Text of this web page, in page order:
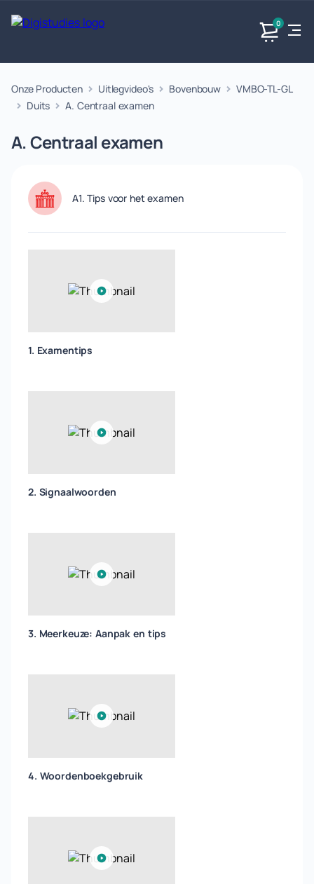
0
Exacte
vakken
vakken.
Taalvakken
vakken.
Maatschappijvakken Producten
Onze Producten Uitlegvideo's Bovenbouw
VMBO-TL-GL
Duits
A. Centraal examen
A. Centraal examen
A1. Tips voor het examen
1. Examentips
2. Signaalwoorden
3. Meerkeuze: Aanpak en tips
4. Woordenboekgebruik